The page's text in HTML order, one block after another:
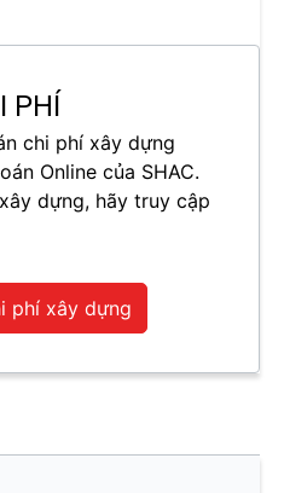
PHÍ
chi phí xây dựng
Online của SHAC.
dựng, hãy truy cập
phí xây dựng